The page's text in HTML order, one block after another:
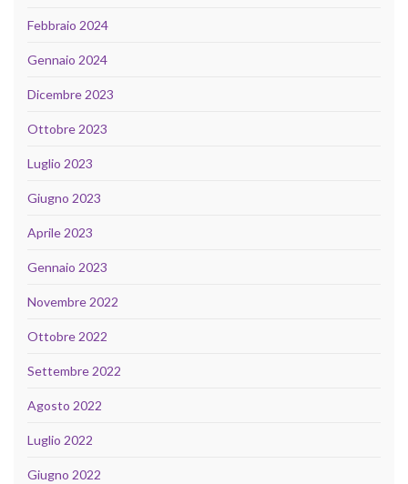
Febbraio 2024
Gennaio 2024
Dicembre 2023
Ottobre 2023
Luglio 2023
Giugno 2023
Aprile 2023
Gennaio 2023
Novembre 2022
Ottobre 2022
Settembre 2022
Agosto 2022
Luglio 2022
Giugno 2022